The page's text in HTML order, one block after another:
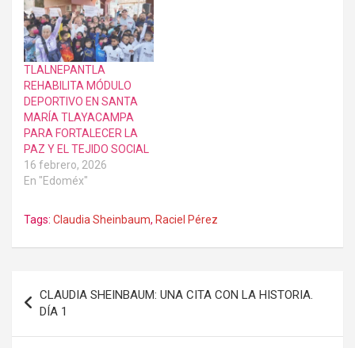
TLALNEPANTLA
REHABILITA MÓDULO
DEPORTIVO EN SANTA
MARÍA TLAYACAMPA
PARA FORTALECER LA
PAZ Y EL TEJIDO SOCIAL
16 febrero, 2026
En "Edoméx"
Tags: Claudia Sheinbaum, Raciel Pérez
de
entradas
CLAUDIA SHEINBAUM: UNA CITA CON LA HISTORIA.
DÍA 1